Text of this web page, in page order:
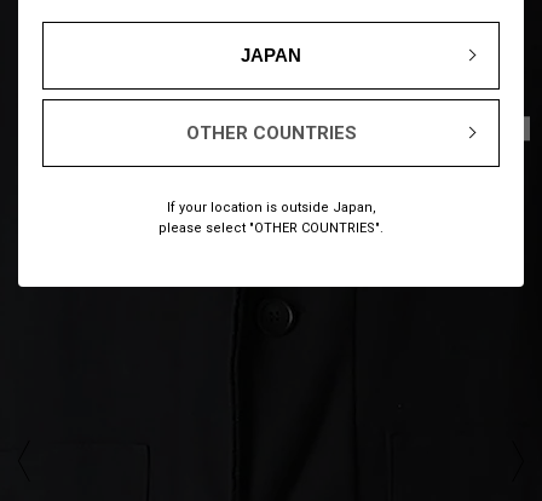
JAPAN
OTHER COUNTRIES
If your location is outside Japan,
please select "OTHER COUNTRIES".